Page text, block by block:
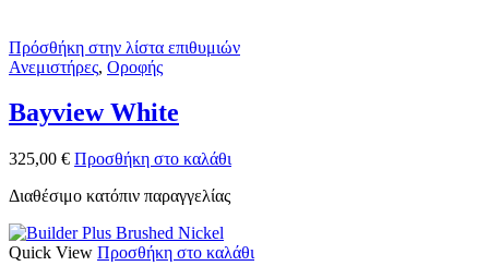
Πρόσθήκη στην λίστα επιθυμιών
Ανεμιστήρες, Οροφής
Bayview White
325,00 € Προσθήκη στο καλάθι
Διαθέσιμο κατόπιν παραγγελίας
Quick View Προσθήκη στο καλάθι